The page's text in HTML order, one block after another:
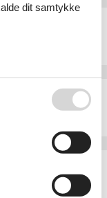
Sønderstrand
dit samtykke